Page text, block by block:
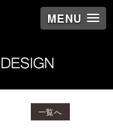
MENU
一覧へ